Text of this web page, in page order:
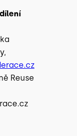
Reuse